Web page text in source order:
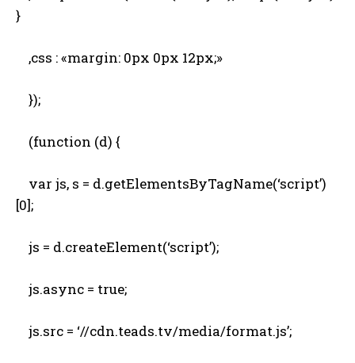
}
,css : «margin: 0px 0px 12px;»
});
(function (d) {
var js, s = d.getElementsByTagName(‘script’)
[0];
js = d.createElement(‘script’);
js.async = true;
js.src = ‘//cdn.teads.tv/media/format.js’;